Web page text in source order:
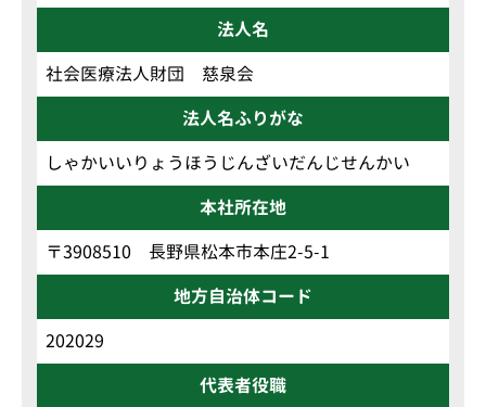
法人名
社会医療法人財団 慈泉会
法人名ふりがな
しゃかいいりょうほうじんざいだんじせんかい
本社所在地
〒3908510 長野県松本市本庄2-5-1
地方自治体コード
202029
代表者役職